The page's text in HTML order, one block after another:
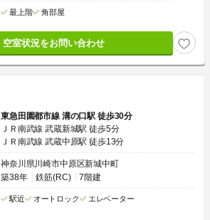
最上階 角部屋
空室状況をお問い合わせ
東急田園都市線 溝の口駅 徒歩30分
ＪＲ南武線 武蔵新城駅 徒歩5分
ＪＲ南武線 武蔵中原駅 徒歩13分
神奈川県川崎市中原区新城中町
築38年
鉄筋(RC) 7階建
駅近 オートロック エレベーター